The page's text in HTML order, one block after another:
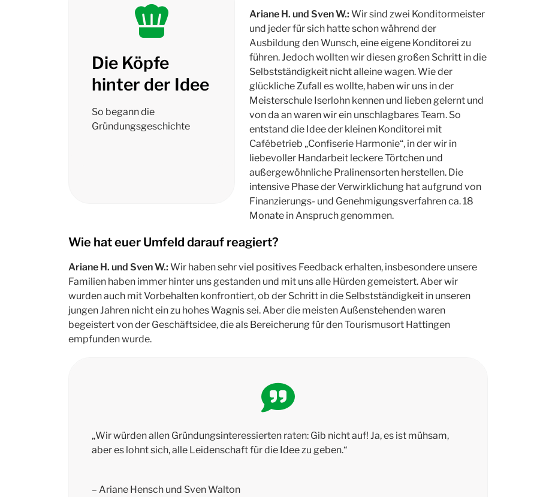
Die Köpfe
hinter der Idee
So begann die
Gründungsgeschichte
Ariane Hensch und
Sven Walton
Gründung in Hattingen
Gründung der
Confiserie Harmonie:
Meisterkonditorei mit
saisonalen Rohstoffen
Fokus:
Ariane H. und Sven W.: Wir sind zwei Konditormeister
und jeder für sich hatte schon während der
Ausbildung den Wunsch, eine eigene Konditorei zu
führen. Jedoch wollten wir diesen großen Schritt in die
Selbstständigkeit nicht alleine wagen. Wie der
glückliche Zufall es wollte, haben wir uns in der
Meisterschule Iserlohn kennen und lieben gelernt und
von da an waren wir ein unschlagbares Team. So
entstand die Idee der kleinen Konditorei mit
Cafébetrieb „Confiserie Harmonie“, in der wir in
liebevoller Handarbeit leckere Törtchen und
außergewöhnliche Pralinensorten herstellen. Die
intensive Phase der Verwirklichung hat aufgrund von
Finanzierungs- und Genehmigungsverfahren ca. 18
Monate in Anspruch genommen.
Wie hat euer Umfeld darauf reagiert?
Ariane H. und Sven W.: Wir haben sehr viel positives Feedback erhalten, insbesondere unsere
Familien haben immer hinter uns gestanden und mit uns alle Hürden gemeistert. Aber wir
wurden auch mit Vorbehalten konfrontiert, ob der Schritt in die Selbstständigkeit in unseren
jungen Jahren nicht ein zu hohes Wagnis sei. Aber die meisten Außenstehenden waren
begeistert von der Geschäftsidee, die als Bereicherung für den Tourismusort Hattingen
empfunden wurde.
„Wir würden allen Gründungsinteressierten raten: Gib nicht auf! Ja, es ist mühsam,
aber es lohnt sich, alle Leidenschaft für die Idee zu geben.“
– Ariane Hensch und Sven Walton